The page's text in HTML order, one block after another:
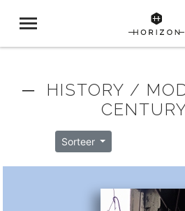
─ HISTORY /
Sorteer